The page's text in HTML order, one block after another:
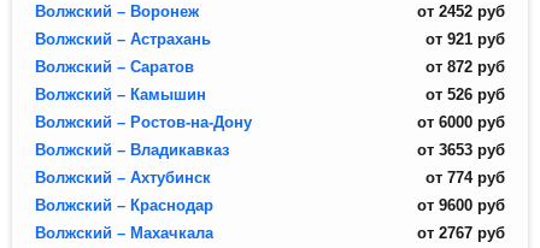
Волжский – Воронеж
от 2452 руб
Волжский – Астрахань
от 921 руб
Волжский – Саратов
от 872 руб
Волжский – Камышин
от 526 руб
Волжский – Ростов-на-Дону
от 6000 руб
Волжский – Владикавказ
от 3653 руб
Волжский – Ахтубинск
от 774 руб
Волжский – Краснодар
от 9600 руб
Волжский – Махачкала
от 2767 руб